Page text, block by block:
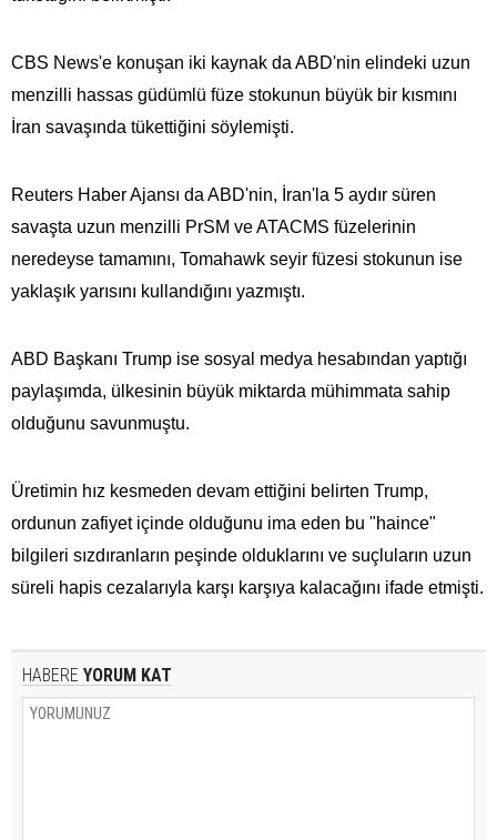
CBS News'e konuşan iki kaynak da ABD'nin elindeki uzun
menzilli hassas güdümlü füze stokunun büyük bir kısmını
İran savaşında tükettiğini söylemişti.
Reuters Haber Ajansı da ABD'nin, İran'la 5 aydır süren
savaşta uzun menzilli PrSM ve ATACMS füzelerinin
neredeyse tamamını, Tomahawk seyir füzesi stokunun ise
yaklaşık yarısını kullandığını yazmıştı.
ABD Başkanı Trump ise sosyal medya hesabından yaptığı
paylaşımda, ülkesinin büyük miktarda mühimmata​​​​​​​ sahip
olduğunu savunmuştu.
Üretimin hız kesmeden devam ettiğini belirten Trump,
ordunun zafiyet içinde olduğunu ima eden bu "haince"
bilgileri sızdıranların peşinde olduklarını ve suçluların uzun
süreli hapis cezalarıyla karşı karşıya kalacağını ifade etmişti.
HABERE YORUM KAT